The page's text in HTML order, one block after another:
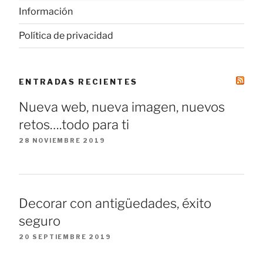
Información
Política de privacidad
ENTRADAS RECIENTES
Nueva web, nueva imagen, nuevos
retos….todo para ti
28 NOVIEMBRE 2019
Decorar con antigüedades, éxito
seguro
20 SEPTIEMBRE 2019